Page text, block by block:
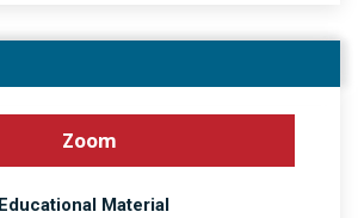
Zoom
Educational Material